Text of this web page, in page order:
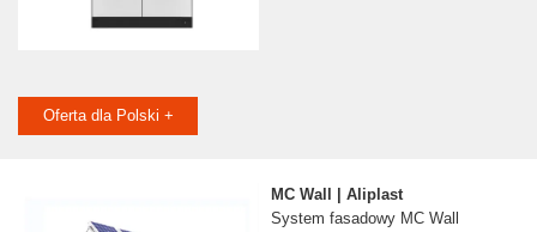
Oferta dla Polski +
MC Wall | Aliplast
System fasadowy MC Wall